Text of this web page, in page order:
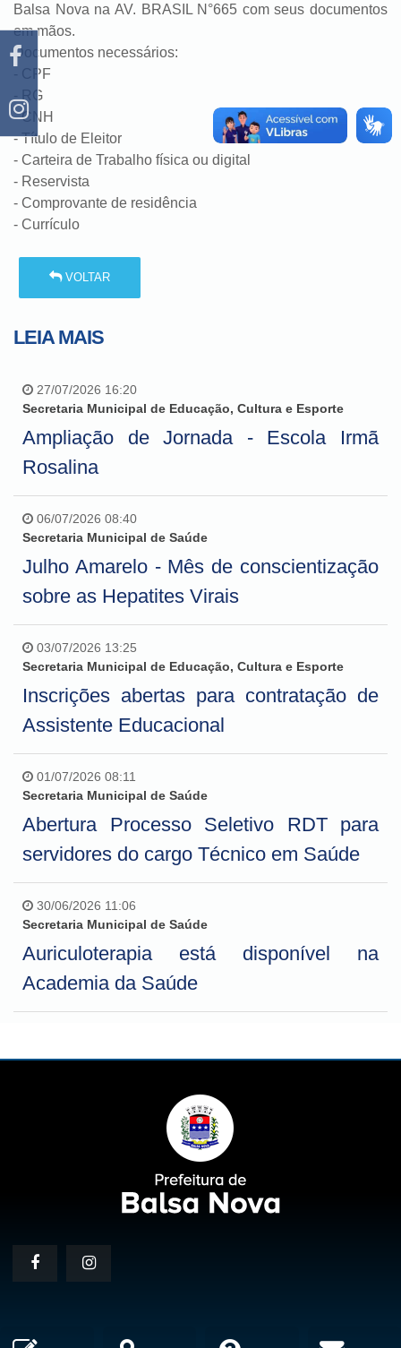
Balsa Nova na AV. BRASIL N°665 com seus documentos
em mãos.
Documentos necessários:
- CPF
- RG
- CNH
- Título de Eleitor
- Carteira de Trabalho física ou digital
- Reservista
- Comprovante de residência
- Currículo
VOLTAR
LEIA MAIS
27/07/2026 16:20
Secretaria Municipal de Educação, Cultura e Esporte
Ampliação de Jornada - Escola Irmã
Rosalina
06/07/2026 08:40
Secretaria Municipal de Saúde
Julho Amarelo - Mês de conscientização
sobre as Hepatites Virais
03/07/2026 13:25
Secretaria Municipal de Educação, Cultura e Esporte
Inscrições abertas para contratação de
Assistente Educacional
01/07/2026 08:11
Secretaria Municipal de Saúde
Abertura Processo Seletivo RDT para
servidores do cargo Técnico em Saúde
30/06/2026 11:06
Secretaria Municipal de Saúde
Auriculoterapia está disponível na
Academia da Saúde